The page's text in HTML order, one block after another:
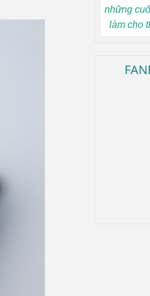
những
làm cho
menu bìa
không